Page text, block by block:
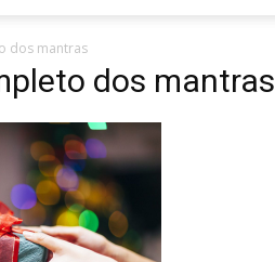
dos mantras
dos mantras